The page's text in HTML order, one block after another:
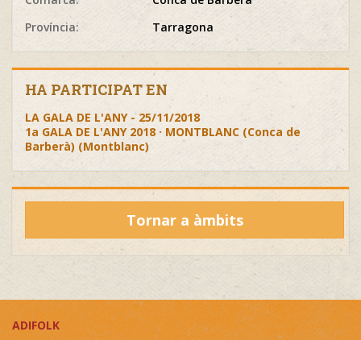
Província:
Tarragona
HA PARTICIPAT EN
LA GALA DE L'ANY - 25/11/2018
1a GALA DE L'ANY 2018 · MONTBLANC (Conca de
Barberà) (Montblanc)
Tornar a àmbits
ADIFOLK